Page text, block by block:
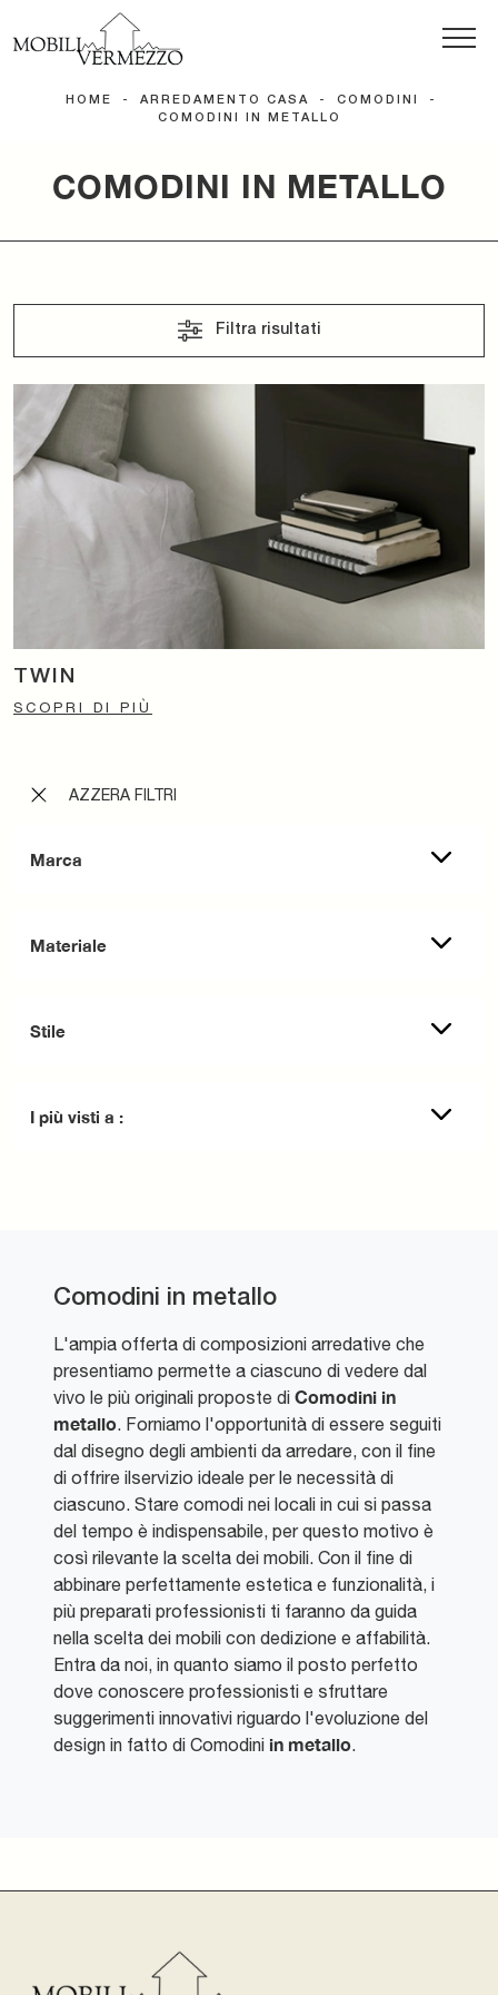
HOME - ARREDAMENTO CASA - COMODINI
-
COMODINI IN METALLO
COMODINI IN METALLO
AZZERA FILTRI
Marca
Materiale
Stile
I più visti a :
Filtra risultati
TWIN
SCOPRI DI PIÙ
Comodini in metallo
L'ampia offerta di composizioni arredative che
presentiamo permette a ciascuno di vedere dal
vivo le più originali proposte di Comodini in
metallo. Forniamo l'opportunità di essere seguiti
dal disegno degli ambienti da arredare, con il fine
di offrire ilservizio ideale per le necessità di
ciascuno. Stare comodi nei locali in cui si passa
del tempo è indispensabile, per questo motivo è
così rilevante la scelta dei mobili. Con il fine di
abbinare perfettamente estetica e funzionalità, i
più preparati professionisti ti faranno da guida
nella scelta dei mobili con dedizione e affabilità.
Entra da noi, in quanto siamo il posto perfetto
dove conoscere professionisti e sfruttare
suggerimenti innovativi riguardo l'evoluzione del
design in fatto di Comodini in metallo.